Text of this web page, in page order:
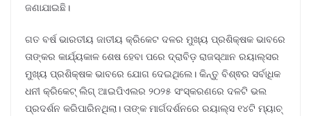
ଜଣାଯାଇଛି।
ଗତ ବର୍ଷ ଭାରତୀୟ ଜାତୀୟ କ୍ରିକେଟ ଦଳର ମୁଖ୍ୟ ପ୍ରଶିକ୍ଷକ ଭାବରେ
ତାଙ୍କର କାର୍ଯ୍ୟକାଳ ଶେଷ ହେବା ପରେ ଦ୍ରାବିଡ଼ ରାଜସ୍ଥାନ ରୟାଲ୍ସର
ମୁଖ୍ୟ ପ୍ରଶିକ୍ଷକ ଭାବରେ ଯୋଗ ଦେଇଥିଲେ। କିନ୍ତୁ ବିଶ୍ଵର ସର୍ବାଧିକ
ଧନୀ କ୍ରିକେଟ୍ ଲିଗ୍ ଆଇପିଏଲର ୨୦୨୫ ସଂସ୍କରଣରେ ଦଳଟି ଭଲ
ପ୍ରଦର୍ଶନ କରିପାରିନଥିଲା। ତାଙ୍କ ମାର୍ଗଦର୍ଶନରେ ରୟାଲ୍ସ ୧୪ଟି ମ୍ୟାଚ୍